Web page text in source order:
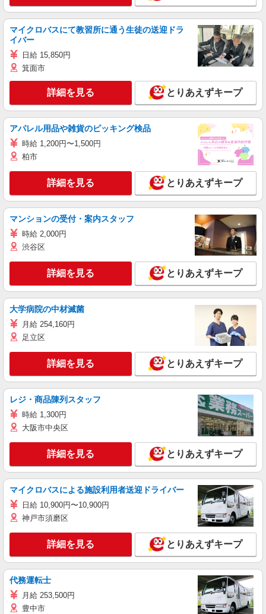
マイクロバスにて教習所に通う生徒の送迎ドラ
イバー
日給 15,850円
箕面市
詳細を見る とりあえずキープ
アパレル用品や雑貨のピッキング検品
時給 1,200円〜1,500円
柏市
詳細を見る とりあえずキープ
マンションの受付・案内スタッフ
時給 2,000円
渋谷区
詳細を見る とりあえずキープ
大学病院の中材滅菌
月給 254,160円
足立区
詳細を見る とりあえずキープ
レジ・商品陳列スタッフ
時給 1,300円
大阪市中央区
詳細を見る とりあえずキープ
マイクロバスによる施設利用者送迎ドライバー
日給 10,900円〜10,900円
神戸市須磨区
詳細を見る とりあえずキープ
代務運転士
月給 253,500円
豊中市